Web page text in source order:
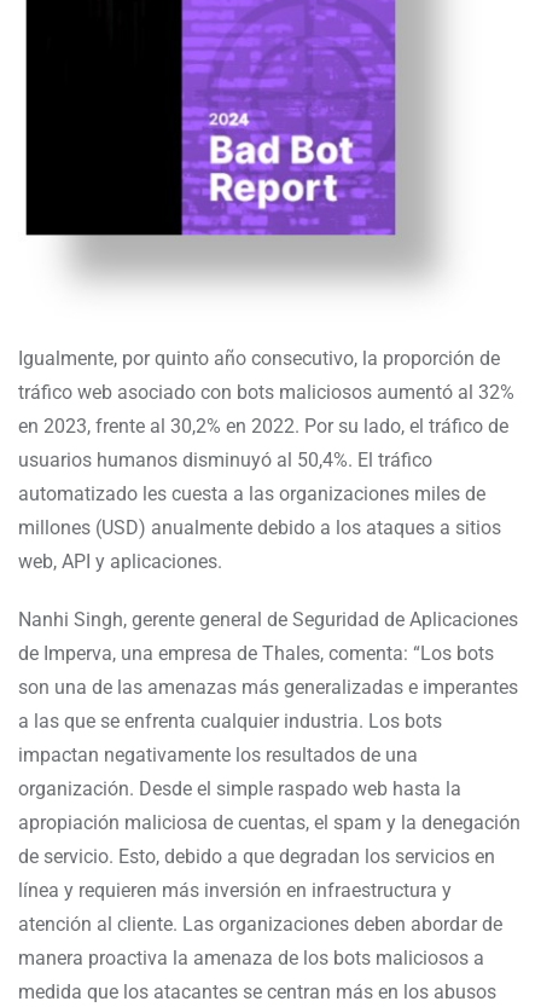
Igualmente, por quinto año consecutivo, la proporción de
tráfico web asociado con bots maliciosos aumentó al 32%
en 2023, frente al 30,2% en 2022. Por su lado, el tráfico de
usuarios humanos disminuyó al 50,4%. El tráfico
automatizado les cuesta a las organizaciones miles de
millones (USD) anualmente debido a los ataques a sitios
web, API y aplicaciones.
Nanhi Singh, gerente general de Seguridad de Aplicaciones
de Imperva, una empresa de Thales, comenta: “Los bots
son una de las amenazas más generalizadas e imperantes
a las que se enfrenta cualquier industria. Los bots
impactan negativamente los resultados de una
organización. Desde el simple raspado web hasta la
apropiación maliciosa de cuentas, el spam y la denegación
de servicio. Esto, debido a que degradan los servicios en
línea y requieren más inversión en infraestructura y
atención al cliente. Las organizaciones deben abordar de
manera proactiva la amenaza de los bots maliciosos a
medida que los atacantes se centran más en los abusos